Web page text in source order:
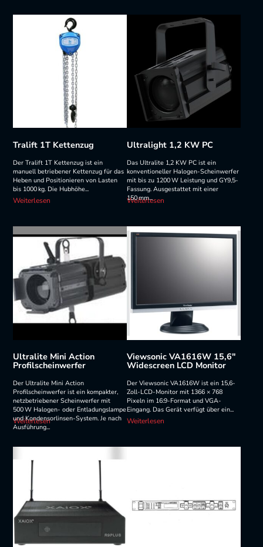
Tralift 1T Kettenzug
Der Tralift 1T Kettenzug ist ein
manuell betriebener Kettenzug für das
Heben und Positionieren von Lasten
bis 1000 kg. Die Hubhöhe...
Weiterlesen
Ultralight 1,2 KW PC
Das Ultralite 1,2 KW PC ist ein
konventioneller Halogen-Scheinwerfer
mit bis zu 1200 W Leistung und GY9,5-
Fassung. Ausgestattet mit einer
150 mm...
Weiterlesen
Ultralite Mini Action
Profilscheinwerfer
Der Ultralite Mini Action
Profilscheinwerfer ist ein kompakter,
netzbetriebener Scheinwerfer mit
500 W Halogen- oder Entladungslampe
und Kondensorlinsen-System. Je nach
Ausführung...
Weiterlesen
Viewsonic VA1616W 15,6″
Widescreen LCD Monitor
Der Viewsonic VA1616W ist ein 15,6-
Zoll-LCD-Monitor mit 1366 × 768
Pixeln im 16:9-Format und VGA-
Eingang. Das Gerät verfügt über ein...
Weiterlesen